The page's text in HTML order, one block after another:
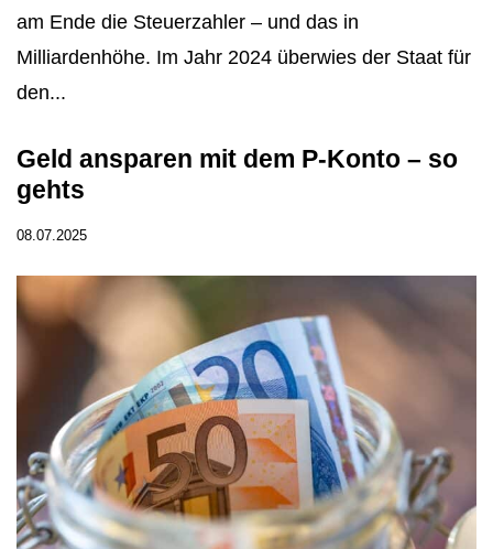
am Ende die Steuerzahler – und das in
Milliardenhöhe. Im Jahr 2024 überwies der Staat für
den...
Geld ansparen mit dem P-Konto – so
gehts
08.07.2025